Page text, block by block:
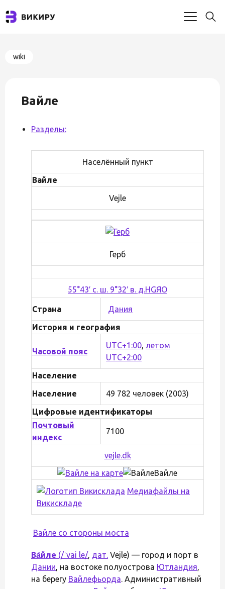
wiki
Вайле
Разделы:
Населённый пункт
Вайле
Vejle
Герб
55°43′ с. ш. 9°32′ в. д.HGЯO
Страна
Дания
История и география
Часовой пояс
UTC+1:00, летом
UTC+2:00
Население
Население
49 782 человек (2003)
Цифровые идентификаторы
Почтовый
индекс
7100
vejle.dk
Вайле
Медиафайлы на
Викискладе
Вайле со стороны моста
Ва́йле (/ˈvai le/, дат. Vejle) — город и порт в
Дании, на востоке полуострова Ютландия,
на берегу Вайлефьорда. Административный